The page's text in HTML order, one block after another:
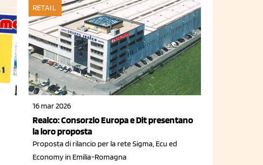
RETAIL
16 mar 2026
Realco: Consorzio Europa e Dit presentano
la loro proposta
Proposta di rilancio per la rete Sigma, Ecu ed
Economy in Emilia-Romagna